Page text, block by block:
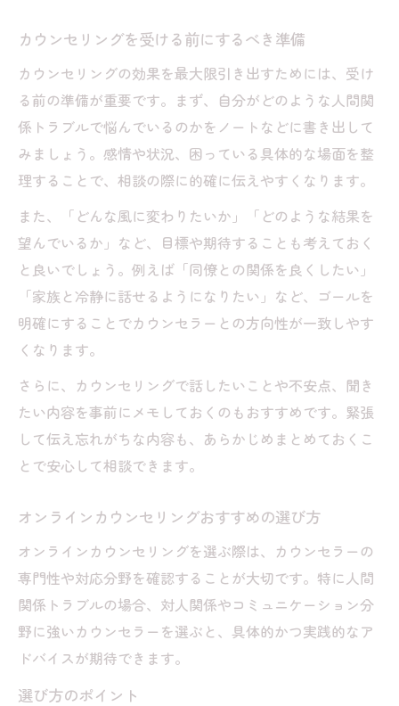
カウンセリングを受ける前にするべき準備
カウンセリングの効果を最大限引き出すためには、受け
る前の準備が重要です。まず、自分がどのような人間関
係トラブルで悩んでいるのかをノートなどに書き出して
みましょう。感情や状況、困っている具体的な場面を整
理することで、相談の際に的確に伝えやすくなります。
また、「どんな風に変わりたいか」「どのような結果を
望んでいるか」など、目標や期待することも考えておく
と良いでしょう。例えば「同僚との関係を良くしたい」
「家族と冷静に話せるようになりたい」など、ゴールを
明確にすることでカウンセラーとの方向性が一致しやす
くなります。
さらに、カウンセリングで話したいことや不安点、聞き
たい内容を事前にメモしておくのもおすすめです。緊張
して伝え忘れがちな内容も、あらかじめまとめておくこ
とで安心して相談できます。
オンラインカウンセリングおすすめの選び方
オンラインカウンセリングを選ぶ際は、カウンセラーの
専門性や対応分野を確認することが大切です。特に人間
関係トラブルの場合、対人関係やコミュニケーション分
野に強いカウンセラーを選ぶと、具体的かつ実践的なア
ドバイスが期待できます。
選び方のポイント